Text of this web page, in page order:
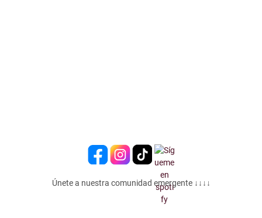
Únete a nuestra comunidad emergente ↓↓↓↓